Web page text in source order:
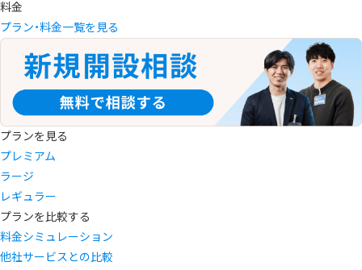
料金
プラン・料金一覧を見る
プランを見る
プレミアム
ラージ
レギュラー
プランを比較する
料金シミュレーション
他社サービスとの比較